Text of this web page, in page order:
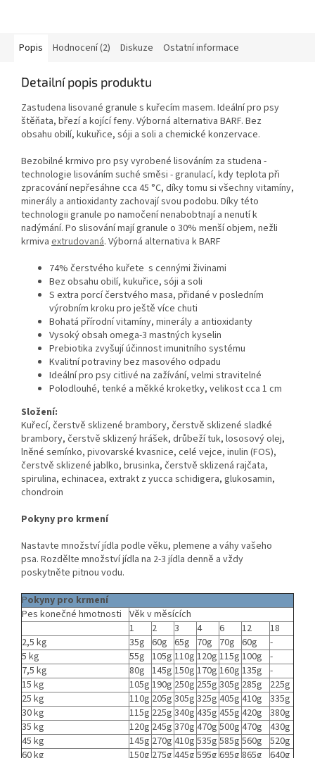
Popis Hodnocení (2) Diskuze Ostatní informace
Detailní popis produktu
Zastudena lisované granule s kuřecím masem. Ideální pro psy
štěňata, březí a kojící feny. Výborná alternativa BARF. Bez
obsahu obilí, kukuřice, sóji a soli a chemické konzervace.
Bezobilné krmivo pro psy vyrobené lisováním za studena -
technologie lisováním suché směsi - granulací, kdy teplota při
zpracování nepřesáhne cca 45 °C, díky tomu si všechny vitamíny,
minerály a antioxidanty zachovají svou podobu. Díky této
technologii granule po namočení nenabobtnají a nenutí k
nadýmání. Po slisování mají granule o 30% menší objem, nežli
krmiva extrudovaná. Výborná alternativa k BARF
74% čerstvého kuřete s cennými živinami
Bez obsahu obilí, kukuřice, sóji a soli
S extra porcí čerstvého masa, přidané v posledním
výrobním kroku pro ještě více chuti
Bohatá přírodní vitamíny, minerály a antioxidanty
Vysoký obsah omega-3 mastných kyselin
Prebiotika zvyšují účinnost imunitního systému
Kvalitní potraviny bez masového odpadu
Ideální pro psy citlivé na zažívání, velmi stravitelné
Polodlouhé, tenké a měkké kroketky, velikost cca 1 cm
Složení:
Kuřecí, čerstvě sklizené brambory, čerstvě sklizené sladké
brambory, čerstvě sklizený hrášek, drůbeží tuk, lososový olej,
lněné semínko, pivovarské kvasnice, celé vejce, inulin (FOS),
čerstvě sklizené jablko, brusinka, čerstvě sklizená rajčata,
spirulina, echinacea, extrakt z yucca schidigera, glukosamin,
chondroin
Pokyny pro krmení
Nastavte množství jídla podle věku, plemene a váhy vašeho
psa. Rozdělte množství jídla na 2-3 jídla denně a vždy
poskytněte pitnou vodu.
Pokyny pro krmení
Pes konečné hmotnosti Věk v měsících
1
2 3 4 6 12
18
2,5 kg
35g 60g 65g 70g 70g 60g
-
5 kg
55g 105g 110g 120g 115g 100g -
7,5 kg
80g 145g 150g 170g 160g 135g -
15 kg
105g 190g 250g 255g 305g 285g
225g
25 kg
110g 205g 305g 325g 405g 410g 335g
30 kg
115g 225g 340g 435g 455g 420g 380g
35 kg
120g 245g 370g 470g 500g 470g 430g
45 kg
145g 270g 410g 535g 585g 560g 520g